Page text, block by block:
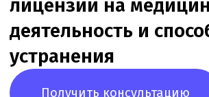
Получить консультацию
Обратитесь к юристу